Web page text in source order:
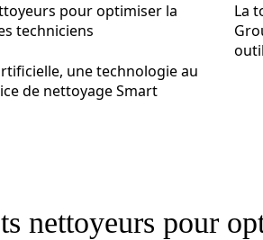
pour optimiser la
techniciens
une technologie au
de nettoyage Smart
La
nettoyeurs pour